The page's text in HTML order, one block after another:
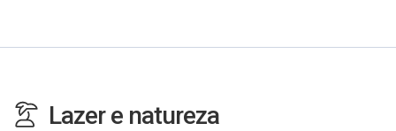
Lazer e natureza